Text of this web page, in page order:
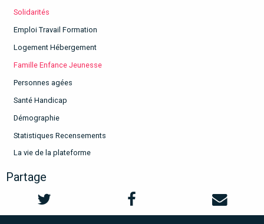
Solidarités
Emploi Travail Formation
Logement Hébergement
Famille Enfance Jeunesse
Personnes agées
Santé Handicap
Démographie
Statistiques Recensements
La vie de la plateforme
Partage